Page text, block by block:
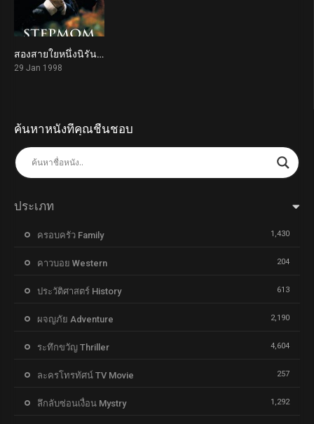
6.8สองสายใยหนึ่งนิรันดร์ Stepmom (1998)
29 Jan 1998
ค้นหาหนังที่คุณชื่นชอบ
ประเภท
ครอบครัว Family 1,430
คาวบอย Western 204
ประวัติศาสตร์ History 613
ผจญภัย Adventure 2,190
ระทึกขวัญ Thriller 4,604
ละครโทรทัศน์ TV Movie 257
ลึกลับซ่อนเงื่อน Mystry 1,292